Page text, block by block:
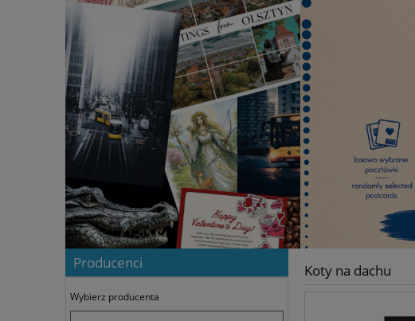
Producenci
Wybierz producenta
Koty na dachu